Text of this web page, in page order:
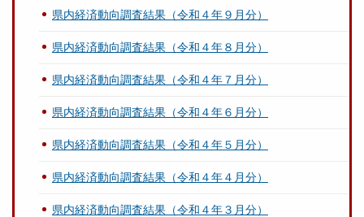
県内経済動向調査結果（令和４年９月分）
県内経済動向調査結果（令和４年８月分）
県内経済動向調査結果（令和４年７月分）
県内経済動向調査結果（令和４年６月分）
県内経済動向調査結果（令和４年５月分）
県内経済動向調査結果（令和４年４月分）
県内経済動向調査結果（令和４年３月分）